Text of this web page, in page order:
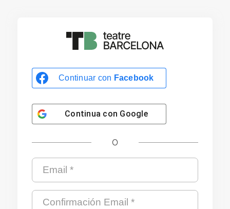
Continuar con Facebook
Continua con Google
O